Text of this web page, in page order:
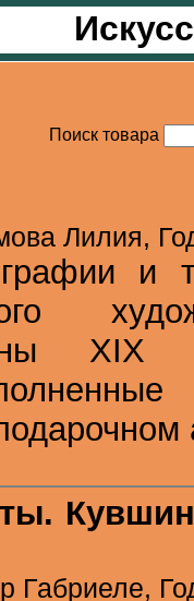
Поиск товара
Лилия,
и
XIX
Габриеле,